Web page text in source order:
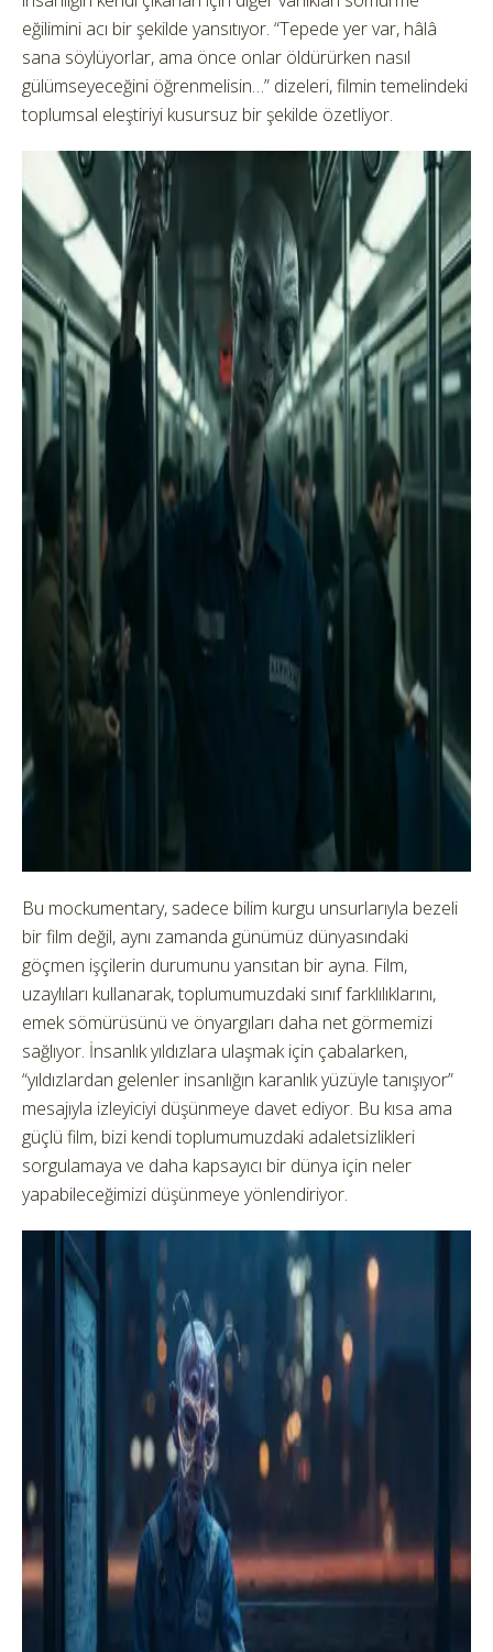
eğilimini acı bir şekilde yansıtıyor. “Tepede yer var, hâlâ
sana söylüyorlar, ama önce onlar öldürürken nasıl
gülümseyeceğini öğrenmelisin…” dizeleri, filmin temelindeki
toplumsal eleştiriyi kusursuz bir şekilde özetliyor.
Bu mockumentary, sadece bilim kurgu unsurlarıyla bezeli
bir film değil, aynı zamanda günümüz dünyasındaki
göçmen işçilerin durumunu yansıtan bir ayna. Film,
uzaylıları kullanarak, toplumumuzdaki sınıf farklılıklarını,
emek sömürüsünü ve önyargıları daha net görmemizi
sağlıyor. İnsanlık yıldızlara ulaşmak için çabalarken,
“yıldızlardan gelenler insanlığın karanlık yüzüyle tanışıyor”
mesajıyla izleyiciyi düşünmeye davet ediyor. Bu kısa ama
güçlü film, bizi kendi toplumumuzdaki adaletsizlikleri
sorgulamaya ve daha kapsayıcı bir dünya için neler
yapabileceğimizi düşünmeye yönlendiriyor.